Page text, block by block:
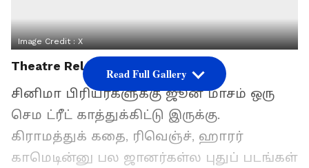
Image Credit :X
Theatre Release Movies
சினிமா பிரியர்களுக்கு ஜூன் மாசம் ஒரு
செம ட்ரீட் காத்துக்கிட்டு இருக்கு.
கிராமத்துக் கதை, ரிவெஞ்ச், ஹாரர்
காமெடின்னு பல ஜானர்கள்ல புதுப் படங்கள்
Read Full Gallery